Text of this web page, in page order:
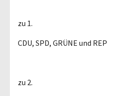
zu 1.
CDU, SPD, GRÜNE und REP
zu 2.